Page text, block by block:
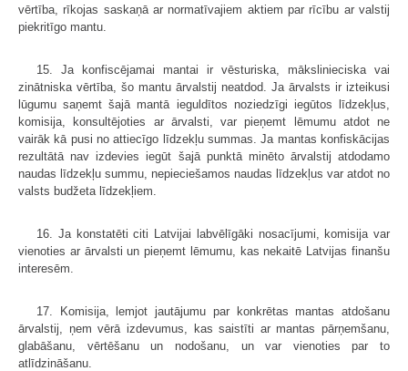
vērtība, rīkojas saskaņā ar normatīvajiem aktiem par rīcību ar valstij
piekritīgo mantu.
15. Ja konfiscējamai mantai ir vēsturiska, mākslinieciska vai
zinātniska vērtība, šo mantu ārvalstij neatdod. Ja ārvalsts ir izteikusi
lūgumu saņemt šajā mantā ieguldītos noziedzīgi iegūtos līdzekļus,
komisija, konsultējoties ar ārvalsti, var pieņemt lēmumu atdot ne
vairāk kā pusi no attiecīgo līdzekļu summas. Ja mantas konfiskācijas
rezultātā nav izdevies iegūt šajā punktā minēto ārvalstij atdodamo
naudas līdzekļu summu, nepieciešamos naudas līdzekļus var atdot no
valsts budžeta līdzekļiem.
16. Ja konstatēti citi Latvijai labvēlīgāki nosacījumi, komisija var
vienoties ar ārvalsti un pieņemt lēmumu, kas nekaitē Latvijas finanšu
interesēm.
17. Komisija, lemjot jautājumu par konkrētas mantas atdošanu
ārvalstij, ņem vērā izdevumus, kas saistīti ar mantas pārņemšanu,
glabāšanu, vērtēšanu un nodošanu, un var vienoties par to
atlīdzināšanu.